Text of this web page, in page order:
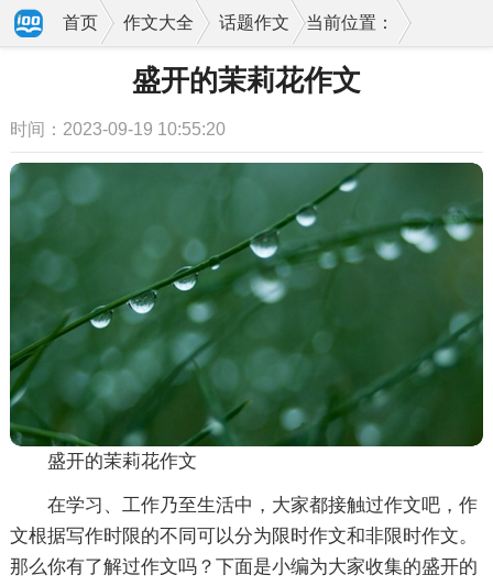
当前位置：
首页 作文大全 话题作文
盛开的茉莉花作文
时间：2023-09-19 10:55:20
盛开的茉莉花作文
在学习、工作乃至生活中，大家都接触过作文吧，作
文根据写作时限的不同可以分为限时作文和非限时作文。
那么你有了解过作文吗？下面是小编为大家收集的盛开的